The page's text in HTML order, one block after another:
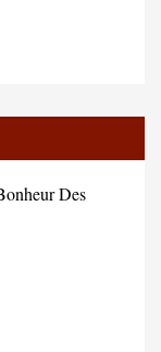
Des